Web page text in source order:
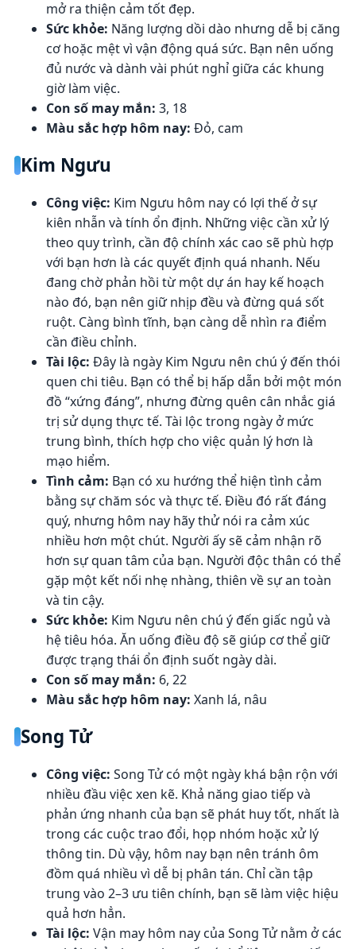
mở ra thiện cảm tốt đẹp.
Sức khỏe: Năng lượng dồi dào nhưng dễ bị căng
cơ hoặc mệt vì vận động quá sức. Bạn nên uống
đủ nước và dành vài phút nghỉ giữa các khung
giờ làm việc.
Con số may mắn: 3, 18
Màu sắc hợp hôm nay: Đỏ, cam
Kim Ngưu
Công việc: Kim Ngưu hôm nay có lợi thế ở sự
kiên nhẫn và tính ổn định. Những việc cần xử lý
theo quy trình, cần độ chính xác cao sẽ phù hợp
với bạn hơn là các quyết định quá nhanh. Nếu
đang chờ phản hồi từ một dự án hay kế hoạch
nào đó, bạn nên giữ nhịp đều và đừng quá sốt
ruột. Càng bình tĩnh, bạn càng dễ nhìn ra điểm
cần điều chỉnh.
Tài lộc: Đây là ngày Kim Ngưu nên chú ý đến thói
quen chi tiêu. Bạn có thể bị hấp dẫn bởi một món
đồ “xứng đáng”, nhưng đừng quên cân nhắc giá
trị sử dụng thực tế. Tài lộc trong ngày ở mức
trung bình, thích hợp cho việc quản lý hơn là
mạo hiểm.
Tình cảm: Bạn có xu hướng thể hiện tình cảm
bằng sự chăm sóc và thực tế. Điều đó rất đáng
quý, nhưng hôm nay hãy thử nói ra cảm xúc
nhiều hơn một chút. Người ấy sẽ cảm nhận rõ
hơn sự quan tâm của bạn. Người độc thân có thể
gặp một kết nối nhẹ nhàng, thiên về sự an toàn
và tin cậy.
Sức khỏe: Kim Ngưu nên chú ý đến giấc ngủ và
hệ tiêu hóa. Ăn uống điều độ sẽ giúp cơ thể giữ
được trạng thái ổn định suốt ngày dài.
Con số may mắn: 6, 22
Màu sắc hợp hôm nay: Xanh lá, nâu
Song Tử
Công việc: Song Tử có một ngày khá bận rộn với
nhiều đầu việc xen kẽ. Khả năng giao tiếp và
phản ứng nhanh của bạn sẽ phát huy tốt, nhất là
trong các cuộc trao đổi, họp nhóm hoặc xử lý
thông tin. Dù vậy, hôm nay bạn nên tránh ôm
đồm quá nhiều vì dễ bị phân tán. Chỉ cần tập
trung vào 2–3 ưu tiên chính, bạn sẽ làm việc hiệu
quả hơn hẳn.
Tài lộc: Vận may hôm nay của Song Tử nằm ở các